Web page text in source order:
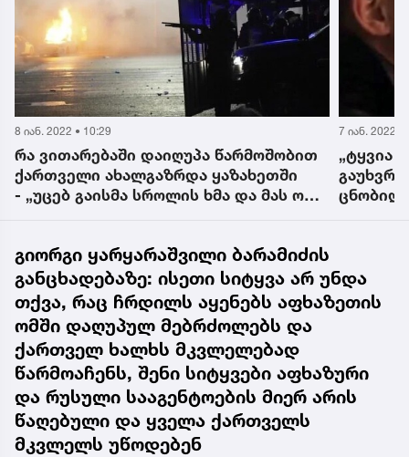
8 იან. 2022 • 10:29
რა ვითარებაში დაიღუპა წარმოშობით
ქართველი ახალგაზრდა ყაზახეთში
- „უცებ გაისმა სროლის ხმა და მას ორი
7 იან. 2022 •
„ტყვია
გიორგი ყარყარაშვილი ბარამიძის
განცხადებაზე: ისეთი სიტყვა არ უნდა
თქვა, რაც ჩრდილს აყენებს აფხაზეთის
ომში დაღუპულ მებრძოლებს და
ქართველ ხალხს მკვლელებად
წარმოაჩენს, შენი სიტყვები აფხაზური
და რუსული სააგენტოების მიერ არის
წაღებული და ყველა ქართველს
მკვლელს უწოდებენ